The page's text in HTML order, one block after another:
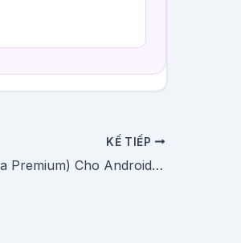
KẾ TIẾP
Tải CamScanner APK (Mở Khóa Premium) Cho Android Mới Nhất 2026